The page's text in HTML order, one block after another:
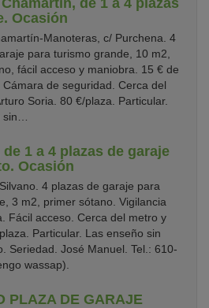
Ocasión
Manoteras, c/ Purchena. 4
para turismo grande, 10 m2,
fácil acceso y maniobra. 15 € de
de seguridad. Cerca del
Soria. 80 €/plaza. Particular.
1 a 4 plazas de garaje
Ocasión
4 plazas de garaje para
3 m2, primer sótano. Vigilancia
Fácil acceso. Cerca del metro y
Particular. Las enseño sin
Seriedad. José Manuel. Tel.: 610-
wassap).
PLAZA DE GARAJE